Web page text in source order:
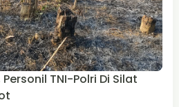
TNI-Polri Di Silat